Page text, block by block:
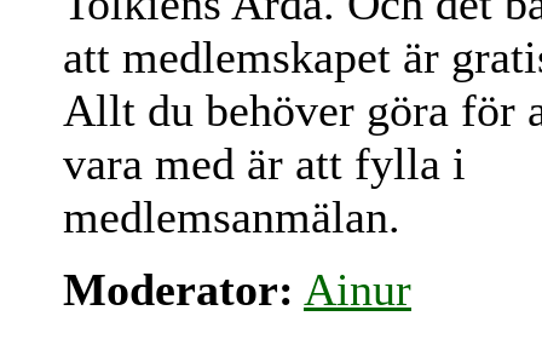
att medlemskapet är
Allt du behöver göra för
vara med är att fylla i
medlemsanmälan.
Moderator: Ainur